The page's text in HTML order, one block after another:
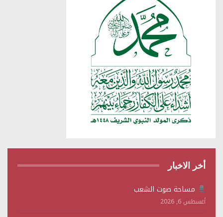
أخر الاخبار
مساحة صوت الشعب
أغسطس 6, 2026